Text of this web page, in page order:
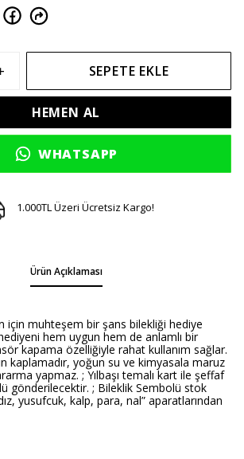
SEPETE EKLE
HEMEN AL
WHATSAPP
1.000TL Üzeri Ücretsiz Kargo!
Ürün Açıklaması
için muhteşem bir şans bilekliği hediye
hem uygun hem de anlamlı bir
kapama özelliğiyle rahat kullanım sağlar.
kaplamadır, yoğun su ve kimyasala maruz
yapmaz. ; Yılbaşı temalı kart ile şeffaf
gönderilecektir. ; Bileklik Sembolü stok
yusufcuk, kalp, para, nal” aparatlarından